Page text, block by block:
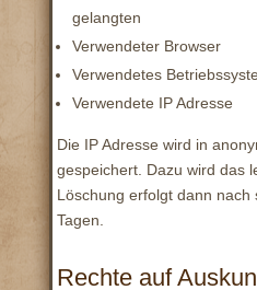
gelangten
Verwendeter Browser
Verwendetes
Verwendete IP Adresse
Die IP Adresse wird in
gespeichert. Dazu wird das
Löschung erfolgt dann nach
Tagen.
Rechte auf